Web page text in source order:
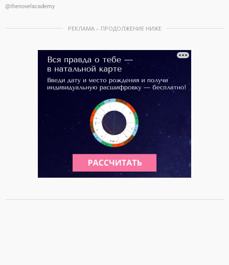
@thenovelacademy
РЕКЛАМА – ПРОДОЛЖЕНИЕ НИЖЕ